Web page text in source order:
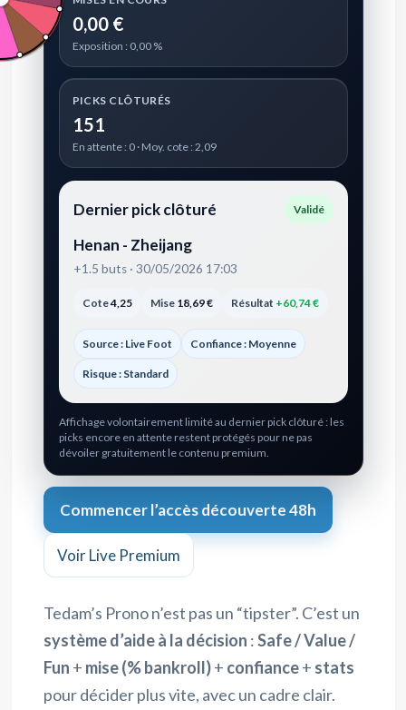
0,00 €
Exposition : 0,00 %
PICKS CLÔTURÉS
151
En attente : 0 · Moy. cote : 2,09
Dernier pick clôturé Validé
Henan - Zheijang
+1.5 buts · 30/05/2026 17:03
Cote4,25 Mise 18,69 € Résultat +60,74 €
Source : Live Foot Confiance : Moyenne
Risque : Standard
Affichage volontairement limité au dernier pick clôturé : les
picks encore en attente restent protégés pour ne pas
dévoiler gratuitement le contenu premium.
Commencer l’accès découverte 48h
Voir Live Premium
Tedam’s Prono n’est pas un “tipster”. C’est un
système d’aide à la décision :Safe / Value /
Fun + mise (% bankroll)+ confiance+ stats
pour décider plus vite, avec un cadre clair.